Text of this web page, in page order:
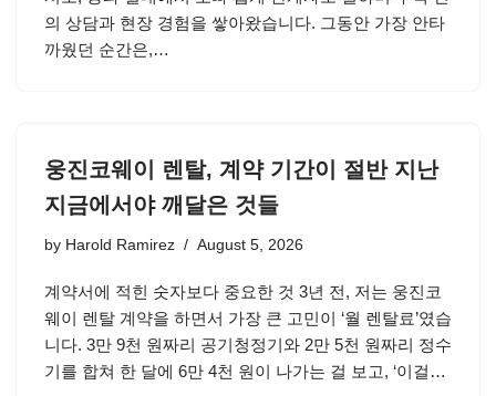
의 상담과 현장 경험을 쌓아왔습니다. 그동안 가장 안타
까웠던 순간은,…
웅진코웨이 렌탈, 계약 기간이 절반 지난
지금에서야 깨달은 것들
by Harold Ramirez August 5, 2026
계약서에 적힌 숫자보다 중요한 것 3년 전, 저는 웅진코
웨이 렌탈 계약을 하면서 가장 큰 고민이 ‘월 렌탈료’였습
니다. 3만 9천 원짜리 공기청정기와 2만 5천 원짜리 정수
기를 합쳐 한 달에 6만 4천 원이 나가는 걸 보고, ‘이걸…